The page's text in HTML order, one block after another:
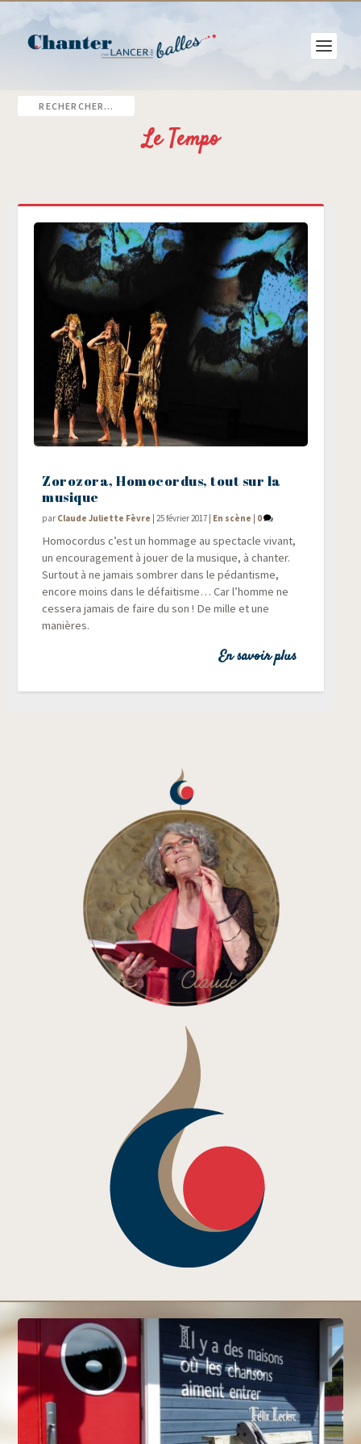
Le Tempo
Zorozora, Homocordus, tout sur la
musique
par Claude Juliette Fèvre |25 février 2017 | En scène | 0
Homo­cor­dus c’est un hom­mage au spec­tacle vivant,
un encou­ra­ge­ment à jouer de la musique, à chan­ter.
Sur­tout à ne jamais som­brer dans le pédan­tisme,
encore moins dans le défai­tisme… Car l’homme ne
ces­se­ra jamais de faire du son ! De mille et une
manières.
En savoir plus